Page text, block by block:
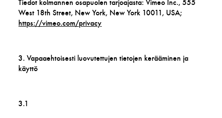
Tiedot kolmannen osapuolen tarjoajasta: Vimeo Inc., 555
West 18th Street, New York, New York 10011, USA;
https://vimeo.com/privacy
3. Vapaaehtoisesti luovutettujen tietojen kerääminen ja
käyttö
3.1